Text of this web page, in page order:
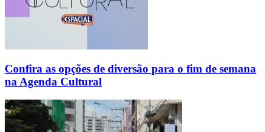
Confira as opções de diversão para o fim de semana
na Agenda Cultural